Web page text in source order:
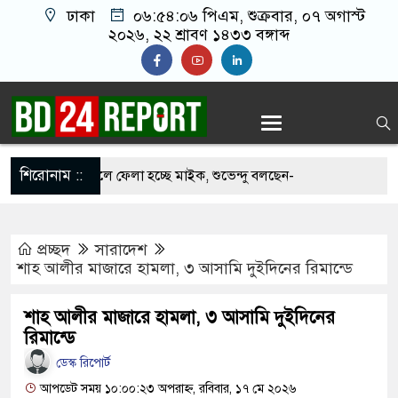
ঢাকা ০৬:৫৪:০৭ পিএম, শুক্রবার, ০৭ অগাস্ট
২০২৬, ২২ শ্রাবণ ১৪৩৩ বঙ্গাব্দ
শিরোনাম ::
থেকে খুলে ফেলা হচ্ছে মাইক, শুভেন্দু বলছেন-
সবাইকে ঐক্যবদ্ধ থাকার আহ্বান পানিসম্পদমন্ত্রীর
ব্যবহার করতে চায় ভারত: রাশেদ প্রধান
ক্যাসিনো মাস্টারমাইন্ড ওয়াসিম হালদার গ্রেপ্তার
প্রচ্ছদ
সারাদেশ
শাহ আলীর মাজারে হামলা, ৩ আসামি দুইদিনের রিমান্ডে
শাহ আলীর মাজারে হামলা, ৩ আসামি দুইদিনের
রিমান্ডে
ডেস্ক রিপোর্ট
আপডেট সময় ১০:০০:২৩ অপরাহ্ন, রবিবার, ১৭ মে ২০২৬